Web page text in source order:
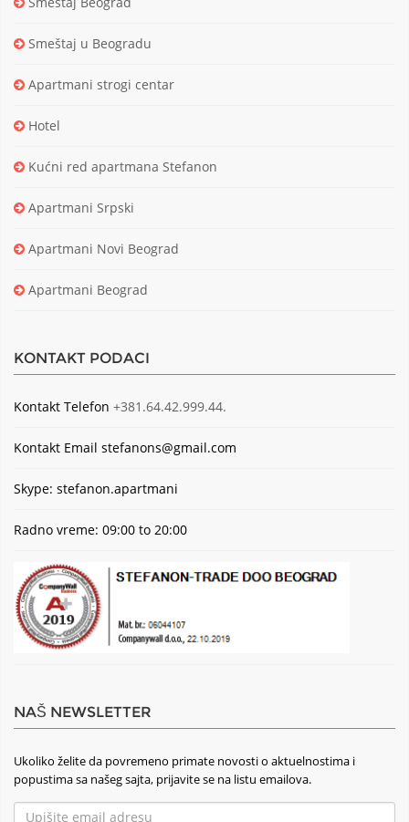
Smeštaj u Beogradu
Apartmani strogi centar
Hotel
Kućni red apartmana Stefanon
Apartmani Srpski
Apartmani Novi Beograd
Apartmani Beograd
KONTAKT PODACI
Kontakt Telefon +381.64.42.999.44.
Kontakt Email stefanons@gmail.com
Skype: stefanon.apartmani
Radno vreme: 09:00 to 20:00
NAŠ NEWSLETTER
Ukoliko želite da povremeno primate novosti o aktuelnostima i
popustima sa našeg sajta, prijavite se na listu emailova.